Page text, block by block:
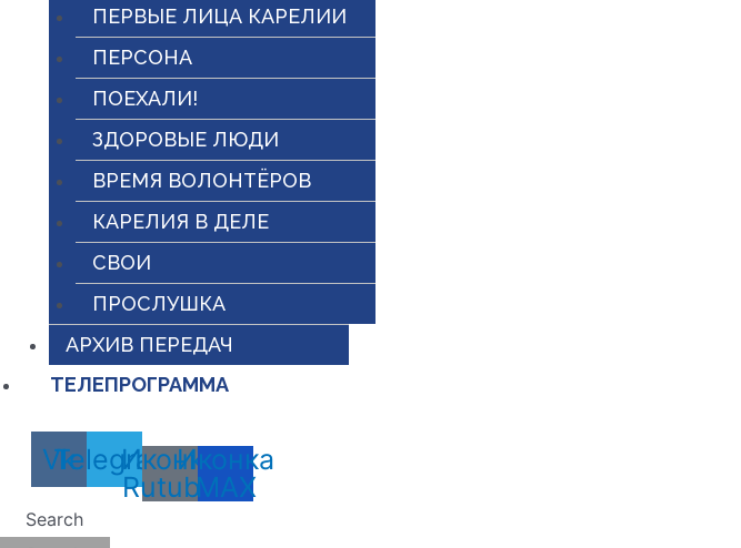
ПЕРВЫЕ ЛИЦА КАРЕЛИИ
ПЕРСОНА
ПОЕХАЛИ!
ЗДОРОВЫЕ ЛЮДИ
ВРЕМЯ ВОЛОНТЁРОВ
КАРЕЛИЯ В ДЕЛЕ
СВОИ
ПРОСЛУШКА
АРХИВ ПЕРЕДАЧ
ТЕЛЕПРОГРАММА
Vk
Telegram
Иконка
Rutube
Иконка
MAX
Search